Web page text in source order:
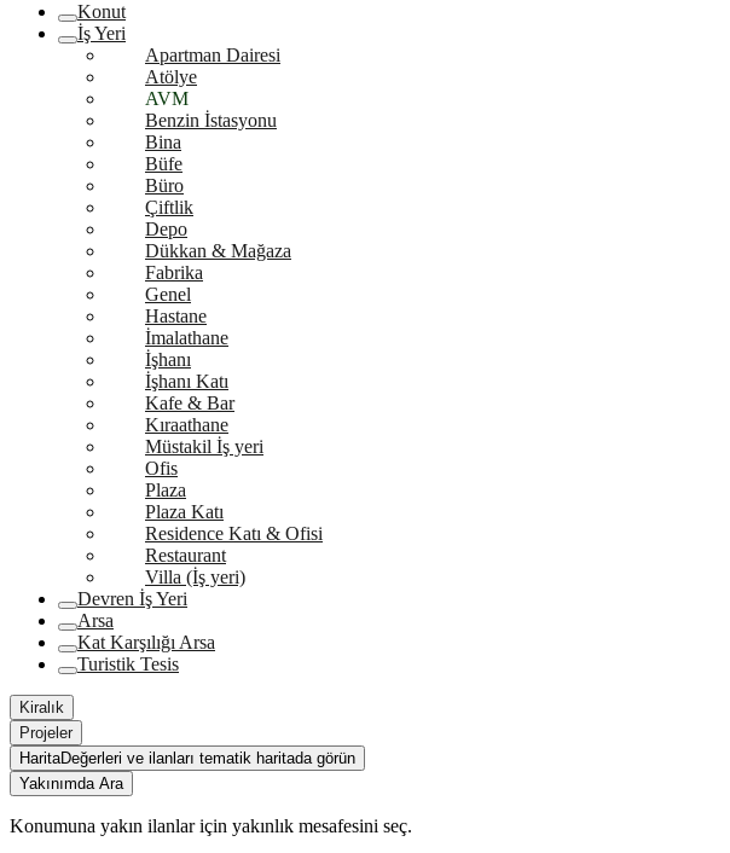
Konut
İş Yeri
Apartman Dairesi
Atölye
AVM
Benzin İstasyonu
Bina
Büfe
Büro
Çiftlik
Depo
Dükkan & Mağaza
Fabrika
Genel
Hastane
İmalathane
İşhanı
İşhanı Katı
Kafe & Bar
Kıraathane
Müstakil İş yeri
Ofis
Plaza
Plaza Katı
Residence Katı & Ofisi
Restaurant
Villa (İş yeri)
Devren İş Yeri
Arsa
Kat Karşılığı Arsa
Turistik Tesis
Kiralık
Projeler
HaritaDeğerleri ve ilanları tematik haritada görün
Yakınımda Ara
Konumuna yakın ilanlar için yakınlık mesafesini seç.